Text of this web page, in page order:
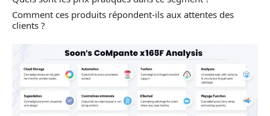
Comment ces produits répondent-ils aux attentes des
clients ?